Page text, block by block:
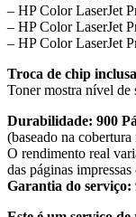
– HP Color LaserJet
– HP Color LaserJet
– HP Color LaserJet
Troca de chip
Toner mostra nível de
Durabilidade: 900
(baseado na
O rendimento real
das páginas
Garantia do serviço: